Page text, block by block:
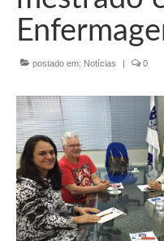
Conselheiros e
Câmaras
Carta de
Governança
Transparência
Eleições
Eleições
postado em: Notícias | 0